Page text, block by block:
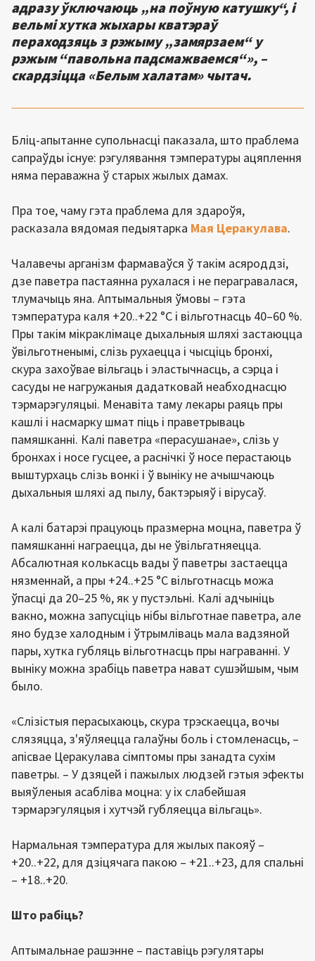
адразу ўключаюць „на поўную катушку“, і
вельмі хутка жыхары кватэраў
пераходзяць з рэжыму „замярзаем“ у
рэжым “павольна падсмажваемся“», –
скардзіцца «Белым халатам» чытач.
Бліц-апытанне супольнасці паказала, што праблема
сапраўды існуе: рэгулявання тэмпературы ацяплення
няма пераважна ў старых жылых дамах.
Пра тое, чаму гэта праблема для здароўя,
расказала вядомая педыятарка Мая Церакулава.
Чалавечы арганізм фармаваўся ў такім асяроддзі,
дзе паветра пастаянна рухалася і не перагравалася,
тлумачыць яна. Аптымальныя ўмовы – гэта
тэмпература каля +20..+22 °С і вільготнасць 40–60 %.
Пры такім мікраклімаце дыхальныя шляхі застаюцца
ўвільготненымі, слізь рухаецца і чысціць бронхі,
скура захоўвае вільгаць і эластычнасць, а сэрца і
сасуды не нагружаныя дадатковай неабходнасцю
тэрмарэгуляцыі. Менавіта таму лекары раяць пры
кашлі і насмарку шмат піць і праветрываць
памяшканні. Калі паветра «перасушанае», слізь у
бронхах і носе гусцее, а раснічкі ў носе перастаюць
выштурхаць слізь вонкі і ў выніку не ачышчаюць
дыхальныя шляхі ад пылу, бактэрыяў і вірусаў.
А калі батарэі працуюць празмерна моцна, паветра ў
памяшканні награецца, ды не ўвільгатняецца.
Абсалютная колькасць вады ў паветры застаецца
нязменнай, а пры +24..+25 °С вільготнасць можа
ўпасці да 20–25 %, як у пустэльні. Калі адчыніць
вакно, можна запусціць нібы вільготнае паветра, але
яно будзе халодным і ўтрымліваць мала вадзяной
пары, хутка губляць вільготнасць пры награванні. У
выніку можна зрабіць паветра нават сушэйшым, чым
было.
«Слізістыя перасыхаюць, скура трэскаецца, вочы
слязяцца, з'яўляецца галаўны боль і стомленасць, –
апісвае Церакулава сімптомы пры занадта сухім
паветры. – У дзяцей і пажылых людзей гэтыя эфекты
выяўленыя асабліва моцна: у іх слабейшая
тэрмарэгуляцыя і хутчэй губляецца вільгаць».
Нармальная тэмпература для жылых пакояў –
+20..+22, для дзіцячага пакою – +21..+23, для спальні
– +18..+20.
Што рабіць?
Аптымальнае рашэнне – паставіць рэгулятары